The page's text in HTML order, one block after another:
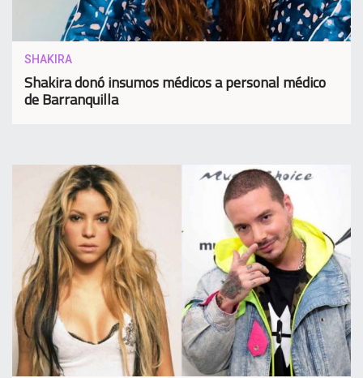
SHAKIRA
Shakira donó insumos médicos a personal médico
de Barranquilla